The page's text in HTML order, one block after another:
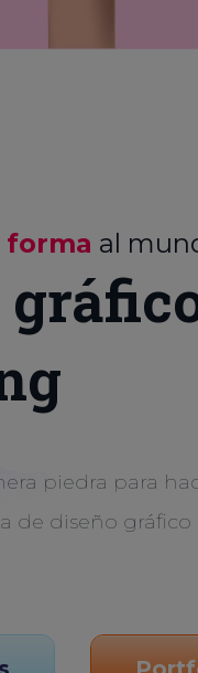
forma al
piedra para
de diseño